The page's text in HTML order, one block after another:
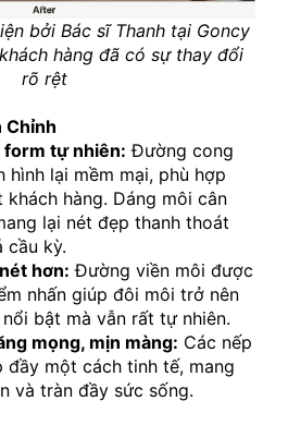
bởi Bác sĩ Thanh tại Goncy
hàng đã có sự thay đổi
rõ rệt
Chỉnh
form tự nhiên: Đường cong
hình lại mềm mại, phù hợp
khách hàng. Dáng môi cân
lại nét đẹp thanh thoát
cầu kỳ.
hơn: Đường viền môi được
nhấn giúp đôi môi trở nên
bật mà vẫn rất tự nhiên.
mọng, mịn màng: Các nếp
đầy một cách tinh tế, mang
và tràn đầy sức sống.